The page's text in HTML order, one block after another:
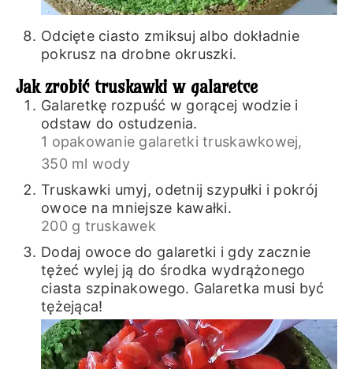
Odcięte ciasto zmiksuj albo dokładnie
pokrusz na drobne okruszki.
Jak zrobić truskawki w galaretce
Galaretkę rozpuść w gorącej wodzie i
odstaw do ostudzenia.
1 opakowanie galaretki truskawkowej,
350 ml wody
Truskawki umyj, odetnij szypułki i pokrój
owoce na mniejsze kawałki.
200 g truskawek
Dodaj owoce do galaretki i gdy zacznie
tężeć wylej ją do środka wydrążonego
ciasta szpinakowego. Galaretka musi być
tężejąca!